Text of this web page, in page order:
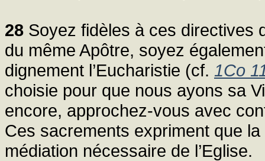
28 Soyez fidèles à ces directives
du même Apôtre, soyez
dignement l’Eucharistie (cf. 1Co
choisie pour que nous ayons sa
encore, approchez-vous avec
Ces sacrements expriment que
médiation nécessaire de l’Eglise.